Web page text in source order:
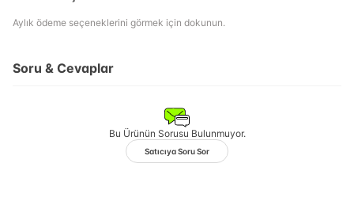
Aylık ödeme seçeneklerini görmek için dokunun.
Soru & Cevaplar
Bu Ürünün Sorusu Bulunmuyor.
Satıcıya Soru Sor